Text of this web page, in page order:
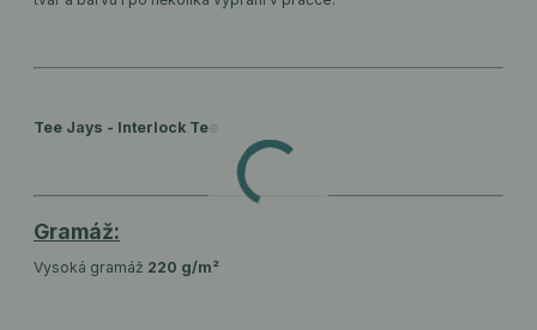
Tee Jays - Interlock Tee
Gramáž:
Vysoká gramáž 220 g/m²